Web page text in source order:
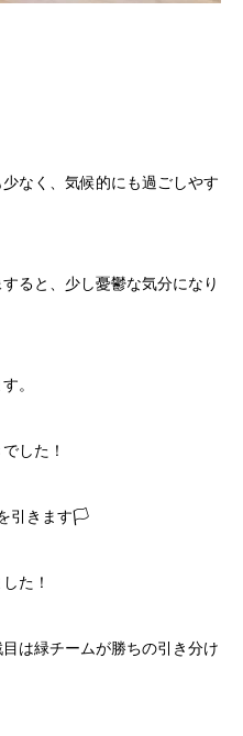
なく、気候的にも過ごしやす
ると、少し憂鬱な気分になり
。
した！
引きます🏳
た！
は緑チームが勝ちの引き分け